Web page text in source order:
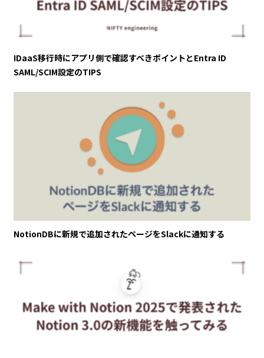
IDaaS移行時にアプリ側で確認すべきポイントとEntra ID
SAML/SCIM設定のTIPS
NotionDBに新規で追加されたページをSlackに通知する